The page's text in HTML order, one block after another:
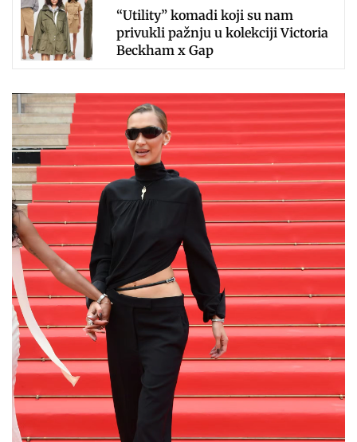
“Utility” komadi koji su nam
privukli pažnju u kolekciji Victoria
Beckham x Gap